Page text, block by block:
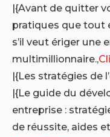
|{Avant de quitter
pratiques que tout
s’il veut ériger une
multimillionnaire.,
|{Les stratégies de
|{Le guide du
entreprise :
de réussite, aides